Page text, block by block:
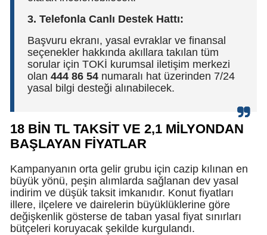
3. Telefonla Canlı Destek Hattı:
Başvuru ekranı, yasal evraklar ve finansal
seçenekler hakkında akıllara takılan tüm
sorular için TOKİ kurumsal iletişim merkezi
olan 444 86 54 numaralı hat üzerinden 7/24
yasal bilgi desteği alınabilecek.
18 BİN TL TAKSİT VE 2,1 MİLYONDAN
BAŞLAYAN FİYATLAR
Kampanyanın orta gelir grubu için cazip kılınan en
büyük yönü, peşin alımlarda sağlanan dev yasal
indirim ve düşük taksit imkanıdır. Konut fiyatları
illere, ilçelere ve dairelerin büyüklüklerine göre
değişkenlik gösterse de taban yasal fiyat sınırları
bütçeleri koruyacak şekilde kurgulandı.